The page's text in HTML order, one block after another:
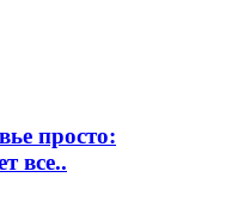
просто:
все..